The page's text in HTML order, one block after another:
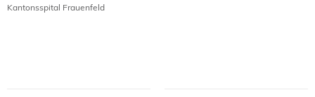
Kantonsspital Frauenfeld